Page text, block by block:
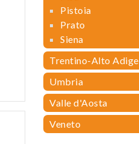
Pistoia
Prato
Siena
Trentino-Alto Adige
Umbria
Valle d'Aosta
Veneto